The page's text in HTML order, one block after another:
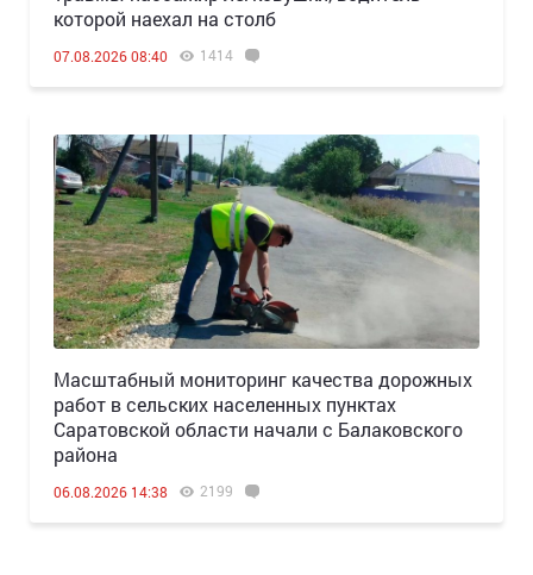
которой наехал на столб
07.08.2026 08:40 1414
Масштабный мониторинг качества дорожных
работ в сельских населенных пунктах
Саратовской области начали с Балаковского
района
06.08.2026 14:38 2199